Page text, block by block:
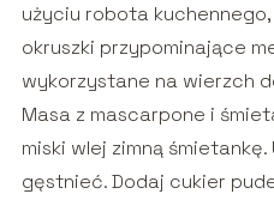
użyciu robota
okruszki przypominające
wykorzystane na wierzch
Masa z mascarpone i
miski wlej zimną
gęstnieć. Dodaj cukier